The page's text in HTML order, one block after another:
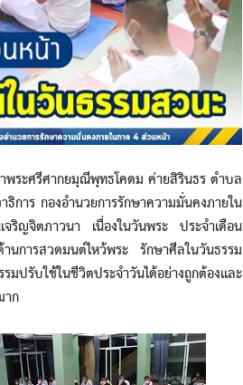
ะศรีศากยมุณีพุทธโคดม ค่ายสิรินธร ตำบล
การ กองอำนวยการรักษาความมั่นคงภายใน
ญจิตภาวนา เนื่องในวันพระ ประจำเดือน
การสวดมนต์ไหว้พระ รักษาศีลในวันธรรม
ปรับใช้ในชีวิตประจำวันได้อย่างถูกต้องและ
าก